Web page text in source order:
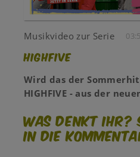
Musikvideo zur Serie
HIGHFIVE
Wird das der Sommerhit
HIGHFIVE - aus der
Was denkt ihr?
in die